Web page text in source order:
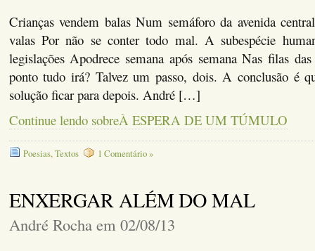
Crianças vendem balas Num semáforo da avenida
valas Por não se conter todo mal. A subespécie
legislações Apodrece semana após semana Nas filas
ponto tudo irá? Talvez um passo, dois. A conclusão é
solução ficar para depois. André […]
Continue lendo sobreÀ ESPERA DE UM TÚMULO
Poesias,Textos 1 Comentário »
ENXERGAR ALÉM DO MAL
André Rocha em 02/08/13